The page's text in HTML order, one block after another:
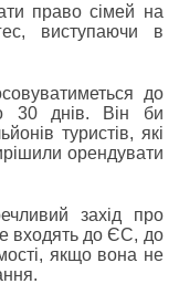
право сімей на
виступаючи в
до
30 днів. Він би
туристів, які
орендувати
захід про
входять до ЄС, до
якщо вона не